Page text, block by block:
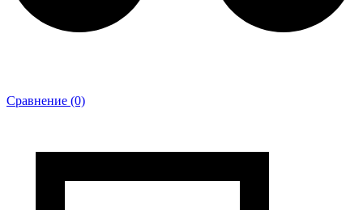
Сравнение (0)